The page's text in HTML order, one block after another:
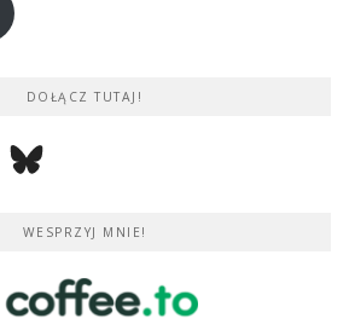
DOŁĄCZ TUTAJ!
Bluesky
WESPRZYJ MNIE!